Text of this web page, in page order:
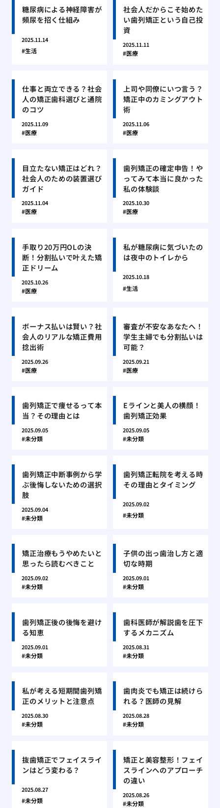
糖尿病による神経障害が
頻尿を招く仕組み
2025.11.14
生活
社会人だからこそ始めた
い歯列矯正という自己投
資
2025.11.11
医療
仕事と両立できる？社会
人の矯正歯科選びと通院
のコツ
2025.11.09
医療
上司や同僚にいつ言う？
矯正中のカミングアウト
術
2025.11.06
医療
目立たない矯正はどれ？
社会人のための装置選び
ガイド
2025.11.04
医療
歯列矯正の確定申告！や
ってみて本当に良かった
私の体験談
2025.10.30
医療
手取り20万円OLの決
断！分割払いで叶えた矯
正ドリーム
2025.10.26
医療
私が糖尿病に気づいたの
は夜中のトイレから
2025.10.18
生活
ボーナス払いは賢い？社
会人のリアルな矯正費用
捻出術
2025.09.26
医療
審査が不安なあなたへ！
学生主婦でも分割払いは
可能？
2025.09.21
医療
歯列矯正で痩せるって本
当？その理由とは
2025.09.05
未分類
Eラインと美人の横顔！
歯列矯正効果
2025.09.05
未分類
歯列矯正中断事例から学
ぶ後悔しないための選択
肢
2025.09.04
未分類
歯列矯正転院を考える時
その理由とタイミング
2025.09.02
未分類
矯正治療もうやめたいと
思ったら読むべきこと
2025.09.02
未分類
子供の出っ歯治し方と適
切な時期
2025.09.01
未分類
歯列矯正後の後悔を避け
る知恵
2025.09.01
未分類
歯科医師が解説歯を圧下
するメカニズム
2025.08.31
未分類
私が考える短期間歯列矯
正のメリットと注意点
2025.08.30
未分類
歯肉炎でも矯正は続けら
れる？医師の見解
2025.08.28
未分類
抜歯矯正でフェイスライ
ンはどう変わる？
2025.08.27
未分類
矯正と美容整形！フェイ
スラインへのアプローチ
の違い
2025.08.26
未分類